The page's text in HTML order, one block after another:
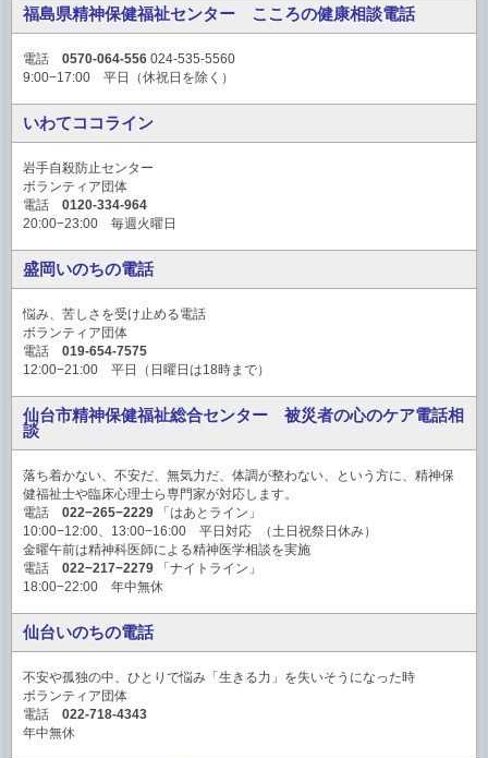
福島県精神保健福祉センター こころの健康相談電話
電話 0570-064-556 024-535-5560
9:00−17:00 平日（休祝日を除く）
いわてココライン
岩手自殺防止センター
ボランティア団体
電話 0120-334-964
20:00−23:00 毎週火曜日
盛岡いのちの電話
悩み、苦しさを受け止める電話
ボランティア団体
電話 019-654-7575
12:00−21:00 平日（日曜日は18時まで）
仙台市精神保健福祉総合センター 被災者の心のケア電話相
談
落ち着かない、不安だ、無気力だ、体調が整わない、という方に、精神保
健福祉士や臨床心理士ら専門家が対応します。
電話 022−265−2229 「はあとライン」
10:00−12:00、13:00−16:00 平日対応 （土日祝祭日休み）
金曜午前は精神科医師による精神医学相談を実施
電話 022−217−2279 「ナイトライン」
18:00−22:00 年中無休
仙台いのちの電話
不安や孤独の中、ひとりで悩み「生きる力」を失いそうになった時
ボランティア団体
電話 022-718-4343
年中無休